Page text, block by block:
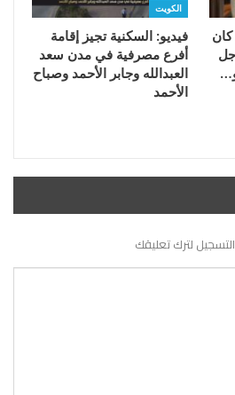
كان
الكويت
فيديو: السكنية تجيز إقامة
أفرع مصرفية في مدن سعد
العبدالله وجابر الأحمد وصباح
الأحمد
لترك تعليقك